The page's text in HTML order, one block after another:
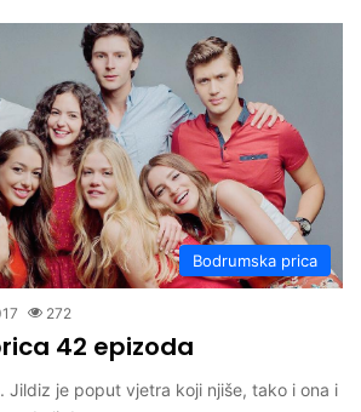
Bodrumska prica
272
42 epizoda
Jildiz je poput vjetra koji njiše, tako i ona i